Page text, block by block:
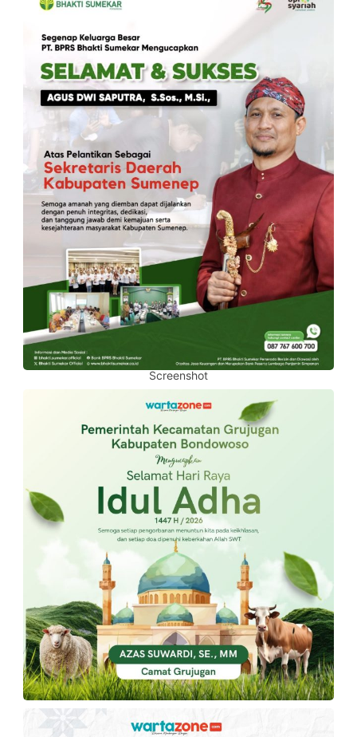
Screenshot